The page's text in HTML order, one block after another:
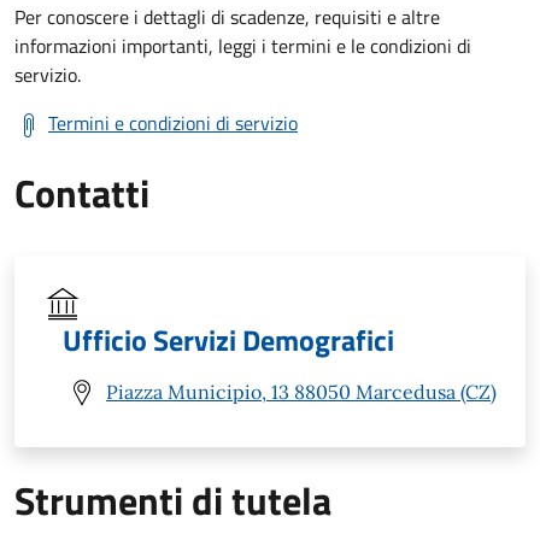
Per conoscere i dettagli di scadenze, requisiti e altre
informazioni importanti, leggi i termini e le condizioni di
servizio.
Termini e condizioni di servizio
Contatti
Ufficio Servizi Demografici
Piazza Municipio, 13 88050 Marcedusa (CZ)
Strumenti di tutela